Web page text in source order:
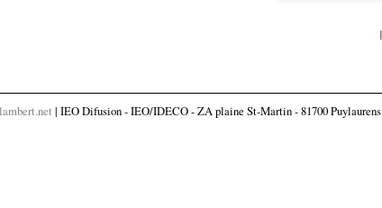
| IEO Difusion - IEO/IDECO - ZA plaine St-Martin - 81700 Puylaurens